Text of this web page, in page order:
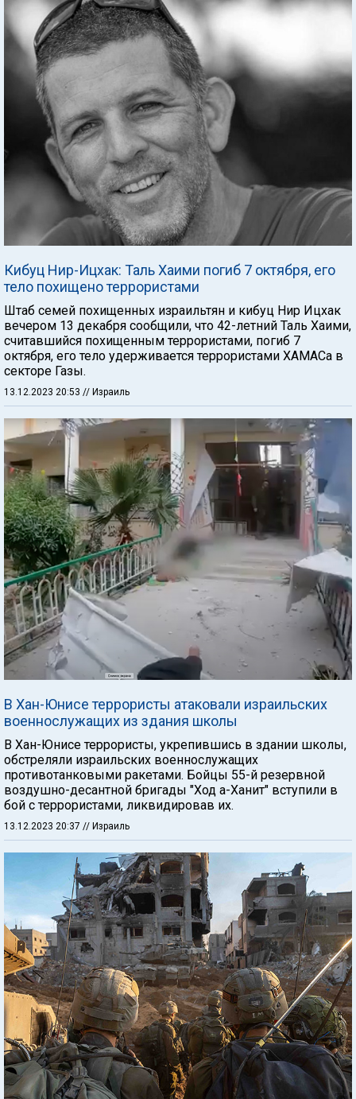
Кибуц Нир-Ицхак: Таль Хаими погиб 7 октября, его
тело похищено террористами
Штаб семей похищенных израильтян и кибуц Нир Ицхак
вечером 13 декабря сообщили, что 42-летний Таль Хаими,
считавшийся похищенным террористами, погиб 7
октября, его тело удерживается террористами ХАМАСа в
секторе Газы.
13.12.2023 20:53 // Израиль
В Хан-Юнисе террористы атаковали израильских
военнослужащих из здания школы
В Хан-Юнисе террористы, укрепившись в здании школы,
обстреляли израильских военнослужащих
противотанковыми ракетами. Бойцы 55-й резервной
воздушно-десантной бригады "Ход а-Ханит" вступили в
бой с террористами, ликвидировав их.
13.12.2023 20:37 // Израиль